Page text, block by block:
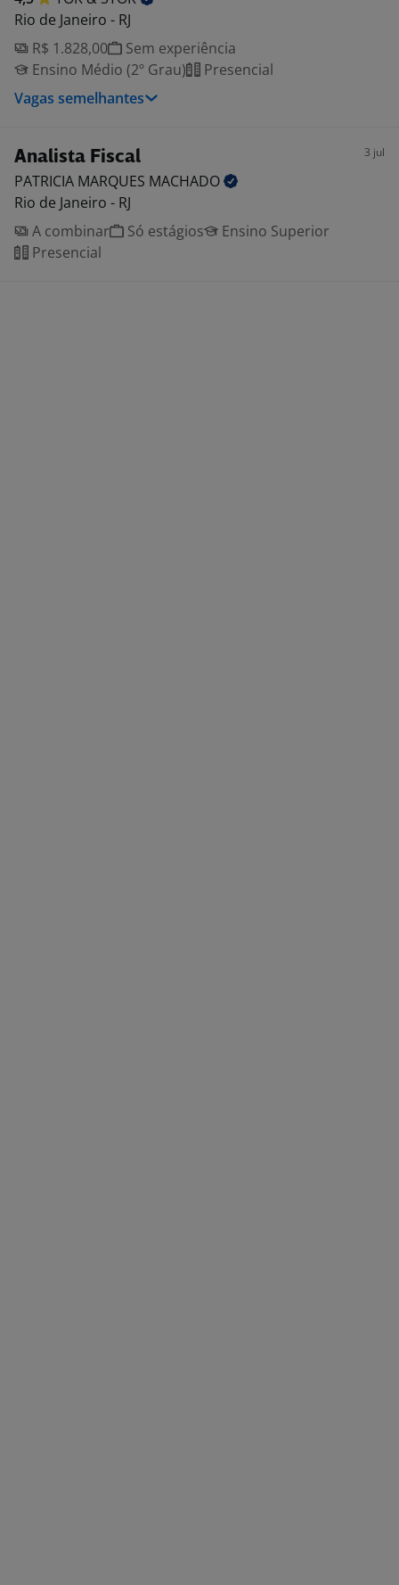
Rio de Janeiro - RJ
R$ 1.828,00
Sem experiência
Ensino Médio (2º Grau)
Presencial
Vagas semelhantes
Analista Fiscal 3 jul
PATRICIA MARQUES MACHADO
Rio de Janeiro - RJ
A combinar
Só estágios
Ensino Superior
Presencial